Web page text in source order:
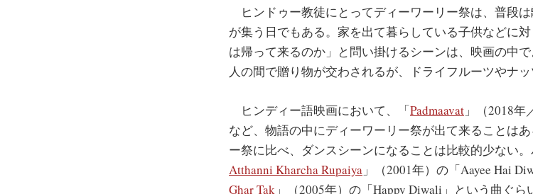
ヒンドゥー教徒にとってディーワーリー祭は、普段
が集う日でもある。家を出て暮らしている子供などに
は帰って来るのか」と問い掛けるシーンは、映画の中
人の間で贈り物が交わされるが、ドライフルーツやナッ
ヒンディー語映画において、「Padmaavat 」（2018年
など、物語の中にディーワーリー祭が出て来ることはあ
ー祭に比べ、ダンスシーンになることは比較的少ない
Atthanni Kharcha Rupaiya 」（2001年）の「Aayee Hai
Ghar Tak 」（2005年）の「Happy Diwali」という曲ぐら